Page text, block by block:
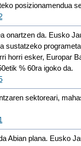
posizionamendua
onartzen da. Eusko
sustatzeko
horri esker, Europar
% 60ra igoko da.
sektoreari,
Abian plana. Eusko